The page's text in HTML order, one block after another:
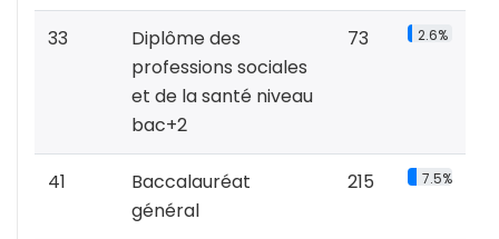
33
Diplôme des
professions sociales
et de la santé niveau
bac+2
73 2.6%
41
Baccalauréat
général
215 7.5%